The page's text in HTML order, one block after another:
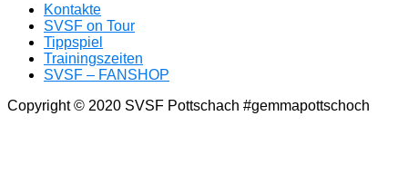
Kontakte
SVSF on Tour
Tippspiel
Trainingszeiten
SVSF – FANSHOP
Copyright © 2020 SVSF Pottschach #gemmapottschoch